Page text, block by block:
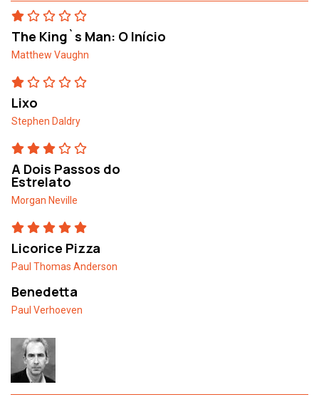
The King`s Man: O Início
Matthew Vaughn
Lixo
Stephen Daldry
A Dois Passos do
Estrelato
Morgan Neville
Licorice Pizza
Paul Thomas Anderson
Benedetta
Paul Verhoeven